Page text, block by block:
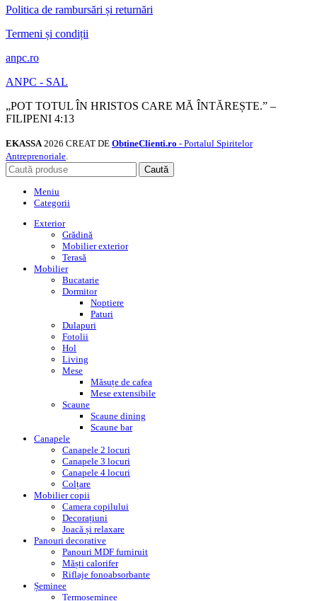
Politica de rambursări și returnări
Termeni și condiții
anpc.ro
ANPC - SAL
„POT TOTUL ÎN HRISTOS CARE MĂ ÎNTĂREȘTE.” –
FILIPENI 4:13
EKASSA 2026 CREAT DE ObtineClienti.ro - Portalul Spiritelor
Antreprenoriale
Caută
Meniu
Categorii
Exterior
Grădină
Mobilier exterior
Terasă
Mobilier
Bucatarie
Dormitor
Noptiere
Paturi
Dulapuri
Fotolii
Hol
Living
Mese
Măsuțe de cafea
Mese extensibile
Scaune
Scaune dining
Scaune bar
Canapele
Canapele 2 locuri
Canapele 3 locuri
Canapele 4 locuri
Colțare
Mobilier copii
Camera copilului
Decorațiuni
Joacă și relaxare
Panouri decorative
Panouri MDF furniruit
Măști calorifer
Riflaje fonoabsorbante
Șeminee
Termoșeminee